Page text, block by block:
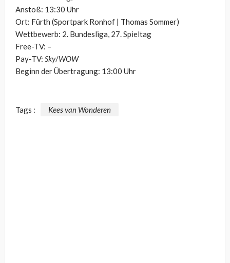
Anstoß: 13:30 Uhr
Ort: Fürth (Sportpark Ronhof | Thomas Sommer)
Wettbewerb: 2. Bundesliga, 27. Spieltag
Free-TV: –
Pay-TV: Sky/WOW
Beginn der Übertragung: 13:00 Uhr
Tags : Kees van Wonderen